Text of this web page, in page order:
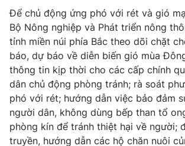
Chất lượng cuộc sống
Học trực tuyến
Hitech Công nghệ tương lai
Sản phẩm
Thị trường
Tư vấn
Giao lưu trực tuyến
Lịch phát sóng
Chuyên mục khác
Emagazine Podcast
Để chủ động ứng phó với rét và gió
Bộ Nông nghiệp và Phát triển nông
tỉnh miền núi phía Bắc theo dõi chặt
báo, dự báo về diễn biến gió mùa
thông tin kịp thời cho các cấp chính
dân chủ động phòng tránh; rà soát
phó với rét; hướng dẫn việc bảo đảm
người dân, không dùng bếp than tổ
phòng kín để tránh thiệt hại về người;
truyền, hướng dẫn các hộ chăn nuôi